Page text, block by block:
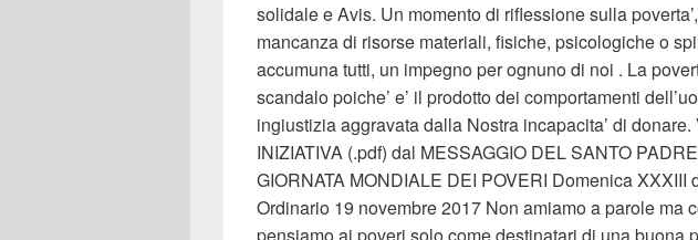
solidale e Avis. Un momento di riflessione sulla
mancanza di risorse materiali, fisiche, psicologiche o
accumuna tutti, un impegno per ognuno di noi . La
scandalo poiche’ e’ il prodotto dei comportamenti
ingiustizia aggravata dalla Nostra incapacita’ di
INIZIATIVA (.pdf) dal MESSAGGIO DEL SANTO
GIORNATA MONDIALE DEI POVERI Domenica XXXIII
Ordinario 19 novembre 2017 Non amiamo a parole ma